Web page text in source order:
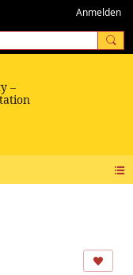
Anmelden